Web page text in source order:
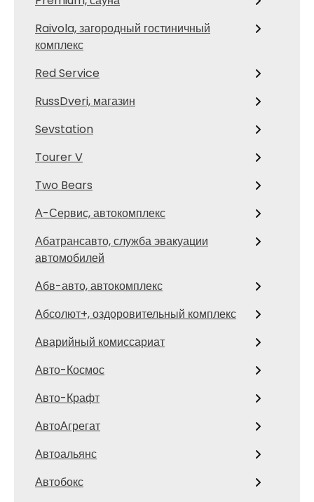
Raivola, загородный гостиничный
комплекс
Red Service
RussDveri, магазин
Sevstation
Tourer V
Two Bears
А-Сервис, автокомплекс
Абатрансавто, служба эвакуации
автомобилей
Абв-авто, автокомплекс
Абсолют+, оздоровительный комплекс
Аварийный комиссариат
Авто-Космос
Авто-Крафт
АвтоАгрегат
Автоальянс
Автобокс